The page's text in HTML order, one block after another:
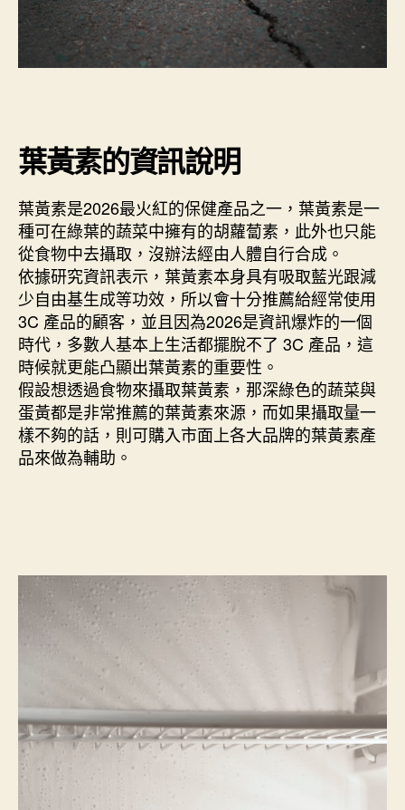
葉黃素的資訊說明
葉黃素是2026最火紅的保健產品之一，葉黃素是一
種可在綠葉的蔬菜中擁有的胡蘿蔔素，此外也只能
從食物中去攝取，沒辦法經由人體自行合成。
依據研究資訊表示，葉黃素本身具有吸取藍光跟減
少自由基生成等功效，所以會十分推薦給經常使用
3C 產品的顧客，並且因為2026是資訊爆炸的一個
時代，多數人基本上生活都擺脫不了 3C 產品，這
時候就更能凸顯出葉黃素的重要性。
假設想透過食物來攝取葉黃素，那深綠色的蔬菜與
蛋黃都是非常推薦的葉黃素來源，而如果攝取量一
樣不夠的話，則可購入市面上各大品牌的葉黃素產
品來做為輔助。